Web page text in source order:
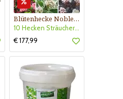
Blütenhecke Nobless-Kollektion Nr. 402
10 Hecken Sträucher - für 10 lfm Blütenhecke - Blühend März - Oktober
€ 177,99